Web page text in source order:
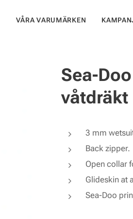
VÅRA VARUMÄRKEN
Sea-
våtdräkt
3 mm
Back zipper.
Open collar
Glideskin at
Sea-Doo